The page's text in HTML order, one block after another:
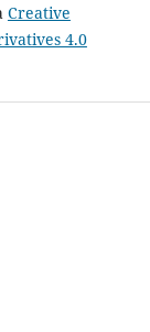
Creative
4.0